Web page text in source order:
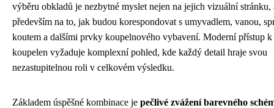
výběru obkladů je nezbytné myslet nejen na jejich vizuální stránku,
především na to, jak budou korespondovat s umyvadlem, vanou,
koutem a dalšími prvky koupelnového vybavení. Moderní přístup k
koupelen vyžaduje komplexní pohled, kde každý detail hraje svou
nezastupitelnou roli v celkovém výsledku.
Základem úspěšné kombinace je pečlivé zvážení barevného